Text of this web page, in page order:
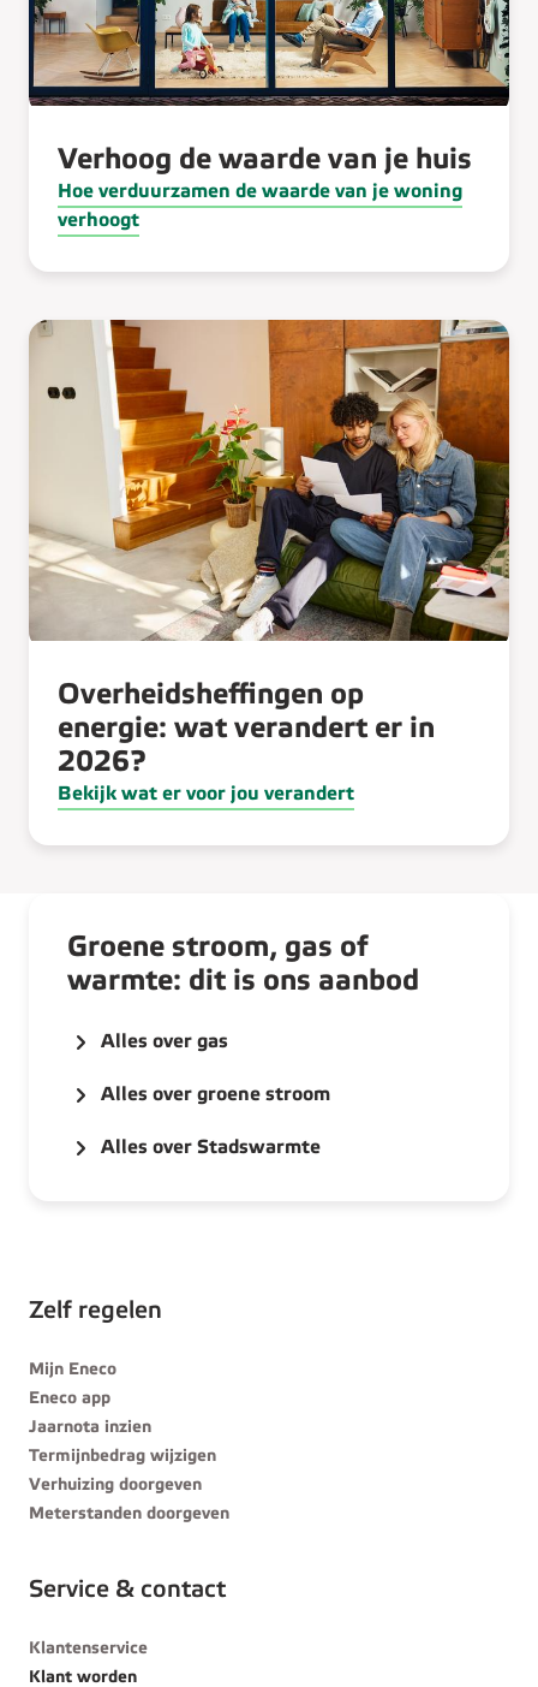
Verhoog de waarde van je huis
Hoe verduurzamen de waarde van je woning
verhoogt
Overheidsheffingen op
energie: wat verandert er in
2026?
Bekijk wat er voor jou verandert
Groene stroom, gas of
warmte: dit is ons aanbod
Alles over gas
Alles over groene stroom
Alles over Stadswarmte
Zelf regelen
Mijn Eneco
Eneco app
Jaarnota inzien
Termijnbedrag wijzigen
Verhuizing doorgeven
Meterstanden doorgeven
Service & contact
Klantenservice
Klant worden